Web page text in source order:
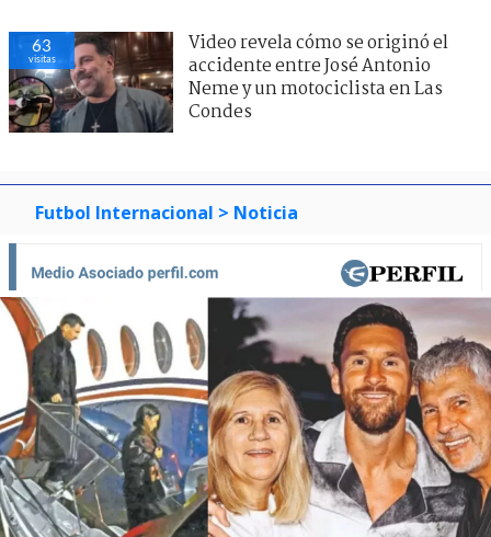
63
visitas
Video revela cómo se originó el
accidente entre José Antonio
Neme y un motociclista en Las
Condes
Futbol Internacional > Noticia